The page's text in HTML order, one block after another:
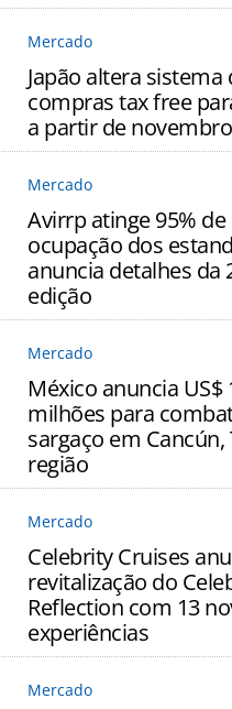
Mercado
Japão altera sistema
compras tax free
a partir de novembro
Mercado
Avirrp atinge 95% de
ocupação dos
anuncia detalhes da
edição
Mercado
México anuncia US$
milhões para
sargaço em
região
Mercado
Celebrity Cruises
revitalização do
Reflection com 13
experiências
Mercado